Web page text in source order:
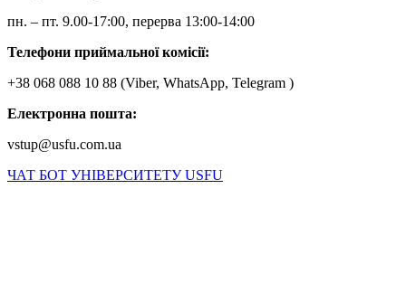
пн. – пт. 9.00-17:00, перерва 13:00-14:00
Телефони приймальної комісії:
+38 068 088 10 88 (Viber, WhatsApp, Telegram )
Електронна пошта:
vstup@usfu.com.ua
ЧАТ БОТ УНІВЕРСИТЕТУ USFU